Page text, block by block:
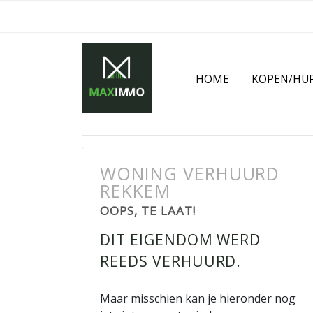
HOME KOPEN/
WONING VERHUURD
REKKEM
OOPS, TE LAAT!
DIT EIGENDOM WERD
REEDS VERHUURD.
Maar misschien kan je hieronder nog